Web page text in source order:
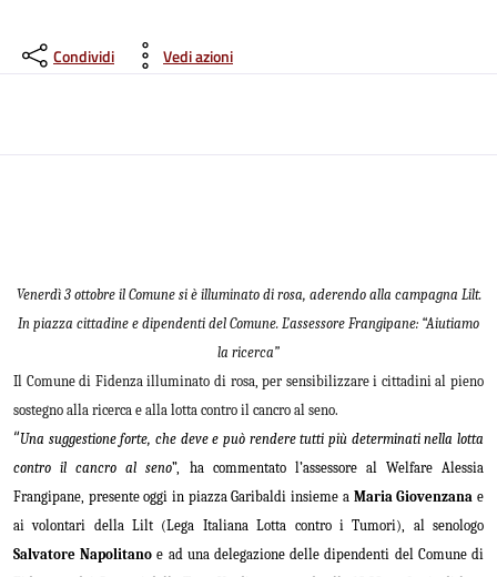
Condividi Vedi azioni
Venerdì 3 ottobre il Comune si è illuminato di rosa, aderendo alla campagna Lilt.
In piazza cittadine e dipendenti del Comune. L’assessore Frangipane: “Aiutiamo
la ricerca”
Il Comune di Fidenza illuminato di rosa, per sensibilizzare i cittadini al pieno
sostegno alla ricerca e alla lotta contro il cancro al seno.
“Una suggestione forte, che deve e può rendere tutti più determinati nella lotta
contro il cancro al seno”, ha commentato l’assessore al Welfare Alessia
Frangipane, presente oggi in piazza Garibaldi insieme a Maria Giovenzana e
ai volontari della Lilt (Lega Italiana Lotta contro i Tumori), al senologo
Salvatore Napolitanoe ad una delegazione delle dipendenti del Comune di